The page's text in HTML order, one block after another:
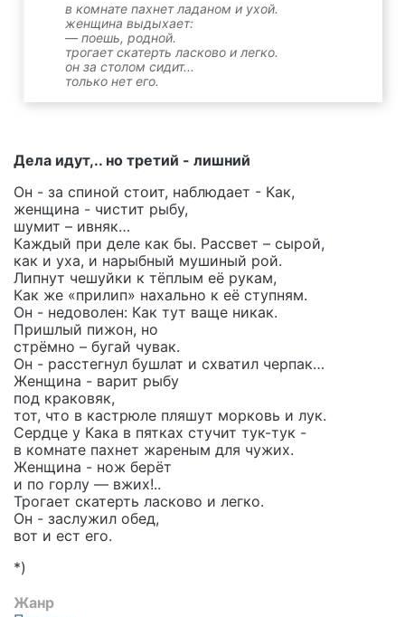
в комнате пахнет ладаном и ухой.
женщина выдыхает:
— поешь, родной.
трогает скатерть ласково и легко.
он за столом сидит...
только нет его.
Дела идут,.. но третий - лишний
Он - за спиной стоит, наблюдает - Как,
женщина - чистит рыбу,
шумит – ивняк…
Каждый при деле как бы. Рассвет – сырой,
как и уха, и нарыбный мушиный рой.
Липнут чешуйки к тёплым её рукам,
Как же «прилип» нахально к её ступням.
Он - недоволен: Как тут ваще никак.
Пришлый пижон, но
стрёмно – бугай чувак.
Он - расстегнул бушлат и схватил черпак…
Женщина - варит рыбу
под краковяк,
тот, что в кастрюле пляшут морковь и лук.
Сердце у Кака в пятках стучит тук-тук -
в комнате пахнет жареным для чужих.
Женщина - нож берёт
и по горлу — вжих!..
Трогает скатерть ласково и легко.
Он - заслужил обед,
вот и ест его.
*)
Жанр